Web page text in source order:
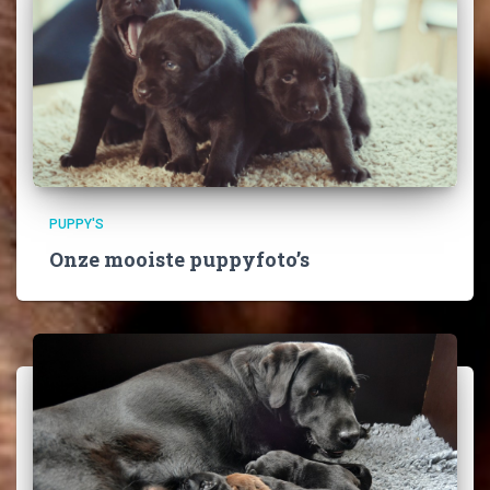
PUPPY'S
Onze mooiste puppyfoto’s